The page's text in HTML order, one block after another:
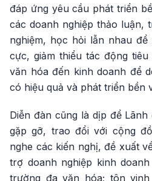
đáp ứng yêu cầu phát triển
các doanh nghiệp thảo luận,
nghiệm, học hỏi lẫn nhau
cực, giảm thiểu tác động
văn hóa đến kinh doanh để
có hiệu quả và phát triển bền
Diễn đàn cũng là dịp để
gặp gỡ, trao đổi với cộng
nghe các kiến nghị, đề xuất
trợ doanh nghiệp kinh
trường đa văn hóa; tôn